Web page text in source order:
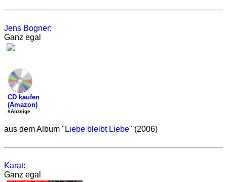
Jens Bogner:
Ganz egal
CD kaufen
(Amazon)
#Anzeige
aus dem Album " Liebe bleibt Liebe" (2006)
Karat:
Ganz egal